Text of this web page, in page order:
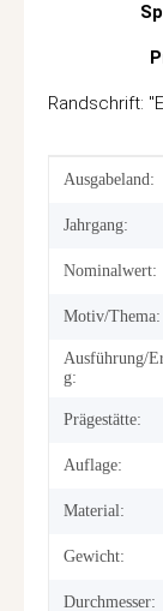
Randschrift:
Wert
Ausgabeland:
Jahrgang:
Nominalwert:
Motiv/Thema:
Ausführung/
g:
Prägestätte:
Auflage:
Material:
Gewicht:
Durchmesser: